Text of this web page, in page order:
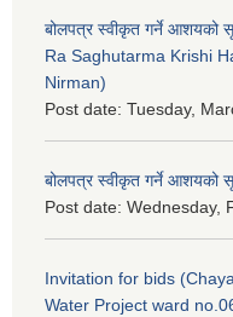
बोलपत्र स्वीकृत गर्ने
Ra Saghutarma Krishi
Nirman)
Post date: Tuesday,
बोलपत्र स्वीकृत गर्ने आशयको
Post date: Wednesday,
Invitation for bids
Water Project ward